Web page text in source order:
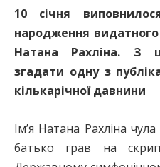
10 січня
народження
Натана Рахліна. З
згадати одну з
кількарічної давнини
Ім’я Натана Рахліна
батько грав на